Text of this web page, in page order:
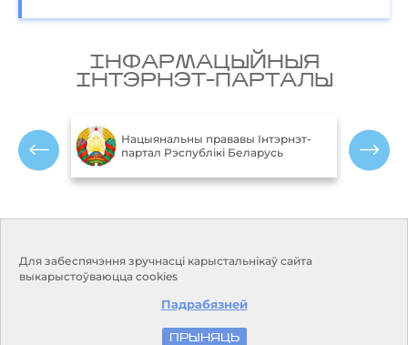
IНФАРМАЦЫЙНЫЯ
IНТЭРНЭТ-ПАРТАЛЫ
Нацыянальны прававы Інтэрнэт-
партал Рэспублікі Беларусь
Для забеспячэння зручнасці карыстальнікаў сайта
выкарыстоўваюцца cookies
Падрабязней
ПРЫНЯЦЬ
Адрас:220114, г. Мінск, пр.
Незалежнасці, 110
+375 17 373-22-31
Панядзелак-пятніца:
Выхадныя дні: субота, нядзеля